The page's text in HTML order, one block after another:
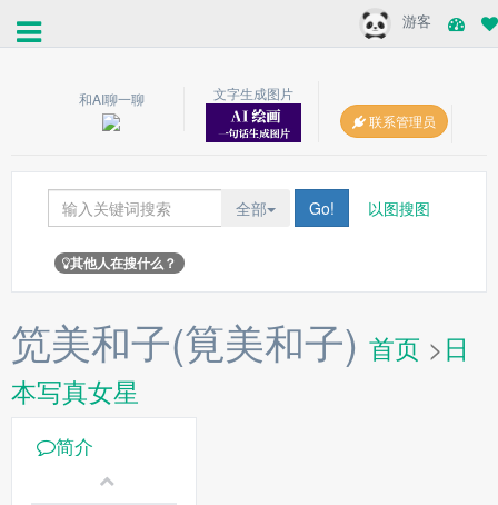
游客
和AI聊一聊
文字生成图片
联系管理员
全部 Go! 以图搜图
其他人在搜什么？
笕美和子(筧美和子) 首页 >日
本写真女星
简介